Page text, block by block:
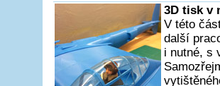
3D tisk v
V této
další
i nutné, s